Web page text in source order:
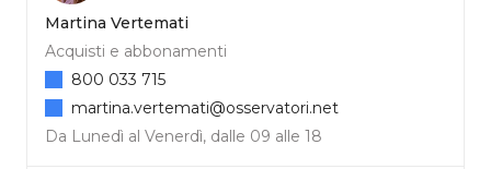
Martina Vertemati
Acquisti e abbonamenti
Da Lunedì al Venerdì, dalle 09 alle 18
800 033 715
martina.vertemati@osservatori.net